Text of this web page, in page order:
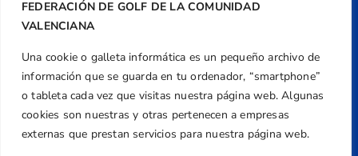
FEDERACIÓN DE GOLF DE LA COMUNIDAD
VALENCIANA
Una cookie o galleta informática es un pequeño archivo de
información que se guarda en tu ordenador, “smartphone”
o tableta cada vez que visitas nuestra página web. Algunas
cookies son nuestras y otras pertenecen a empresas
externas que prestan servicios para nuestra página web.
+34 961 367 799
federacion@golfcv.com
Aviso Legal
Política de Privacidad
Transparencia